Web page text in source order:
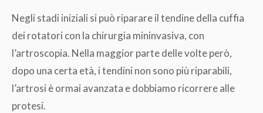
Negli stadi iniziali si può riparare il tendine della cuffia
dei rotatori con la chirurgia mininvasiva, con
l’artroscopia. Nella maggior parte delle volte però,
dopo una certa età, i tendini non sono più riparabili,
l’artrosi è ormai avanzata e dobbiamo ricorrere alle
protesi.